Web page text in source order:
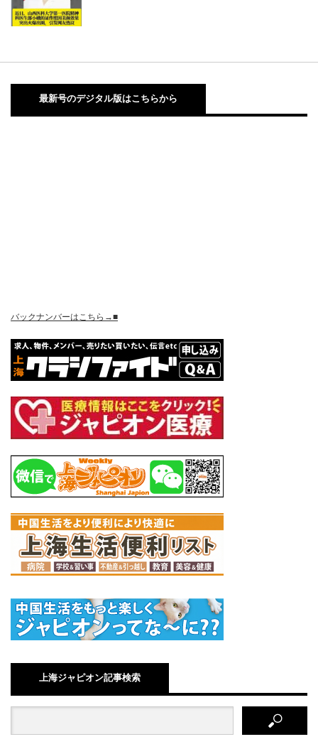
最新号のデジタル版はこちらから
バックナンバーはこちら→■
上海ジャピオン記事検索